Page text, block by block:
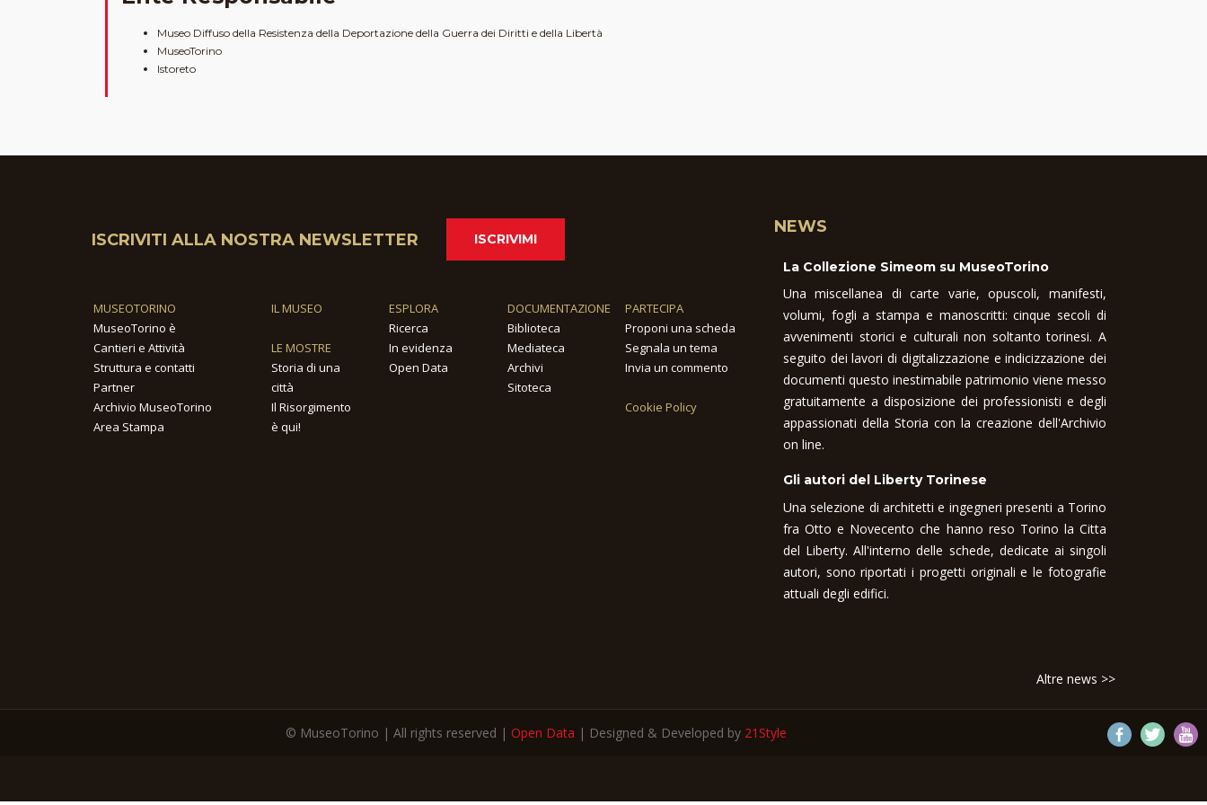
Museo Diffuso della Resistenza della Deportazione della Guerra dei Diritti e della Libertà
MuseoTorino
Istoreto
ISCRIVITI ALLA NOSTRA NEWSLETTER ISCRIVIMI
MUSEOTORINO
MuseoTorino è
Cantieri e Attività
Struttura e contatti
Partner
Archivio MuseoTorino
Area Stampa
IL MUSEO
LE MOSTRE
Storia di una
città
Il Risorgimento
è qui!
ESPLORA
Ricerca
In evidenza
Open Data
DOCUMENTAZIONE
Biblioteca
Mediateca
Archivi
Sitoteca
PARTECIPA
Proponi una scheda
Segnala un tema
Invia un commento
Cookie Policy
NEWS
La Collezione Simeom su MuseoTorino
Una miscellanea di carte varie, opuscoli, manifesti,
volumi, fogli a stampa e manoscritti: cinque secoli di
avvenimenti storici e culturali non soltanto torinesi. A
seguito dei lavori di digitalizzazione e indicizzazione dei
documenti questo inestimabile patrimonio viene messo
gratuitamente a disposizione dei professionisti e degli
appassionati della Storia con la creazione dell'Archivio
on line.
Gli autori del Liberty Torinese
Una selezione di architetti e ingegneri presenti a Torino
fra Otto e Novecento che hanno reso Torino la Citta
del Liberty. All'interno delle schede, dedicate ai singoli
autori, sono riportati i progetti originali e le fotografie
attuali degli edifici.
Altre news >>
© MuseoTorino | All rights reserved | Open Data | Designed & Developed by 21Style